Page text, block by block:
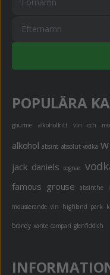
POPULÄRA
gourme alkoholfritt vin och
alkohol absint absolut vodka
jack daniels cognac
famous grouse absinthe
mousserande vin highland park
brandy xante campari glenfiddich